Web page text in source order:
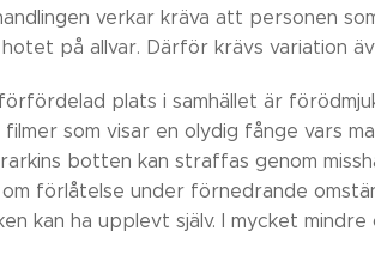
verkar kräva att personen
på allvar. Därför krävs variation
plats i samhället är
som visar en olydig fånge vars
botten kan straffas genom
förlåtelse under förnedrande
kan ha upplevt själv. I mycket